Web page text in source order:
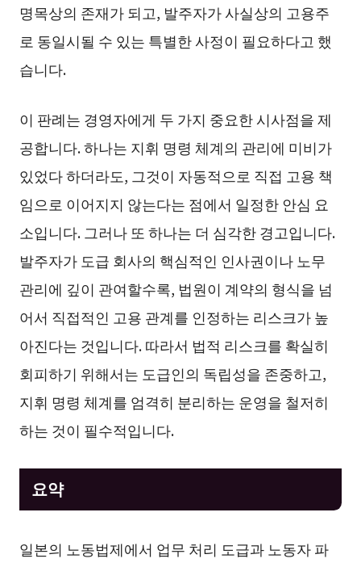
명목상의 존재가 되고, 발주자가 사실상의 고용주
로 동일시될 수 있는 특별한 사정이 필요하다고 했
습니다.
이 판례는 경영자에게 두 가지 중요한 시사점을 제
공합니다. 하나는 지휘 명령 체계의 관리에 미비가
있었다 하더라도, 그것이 자동적으로 직접 고용 책
임으로 이어지지 않는다는 점에서 일정한 안심 요
소입니다. 그러나 또 하나는 더 심각한 경고입니다.
발주자가 도급 회사의 핵심적인 인사권이나 노무
관리에 깊이 관여할수록, 법원이 계약의 형식을 넘
어서 직접적인 고용 관계를 인정하는 리스크가 높
아진다는 것입니다. 따라서 법적 리스크를 확실히
회피하기 위해서는 도급인의 독립성을 존중하고,
지휘 명령 체계를 엄격히 분리하는 운영을 철저히
하는 것이 필수적입니다.
요약
일본의 노동법제에서 업무 처리 도급과 노동자 파